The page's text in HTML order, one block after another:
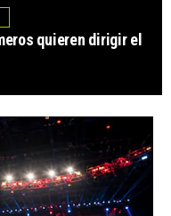
quieren dirigir el